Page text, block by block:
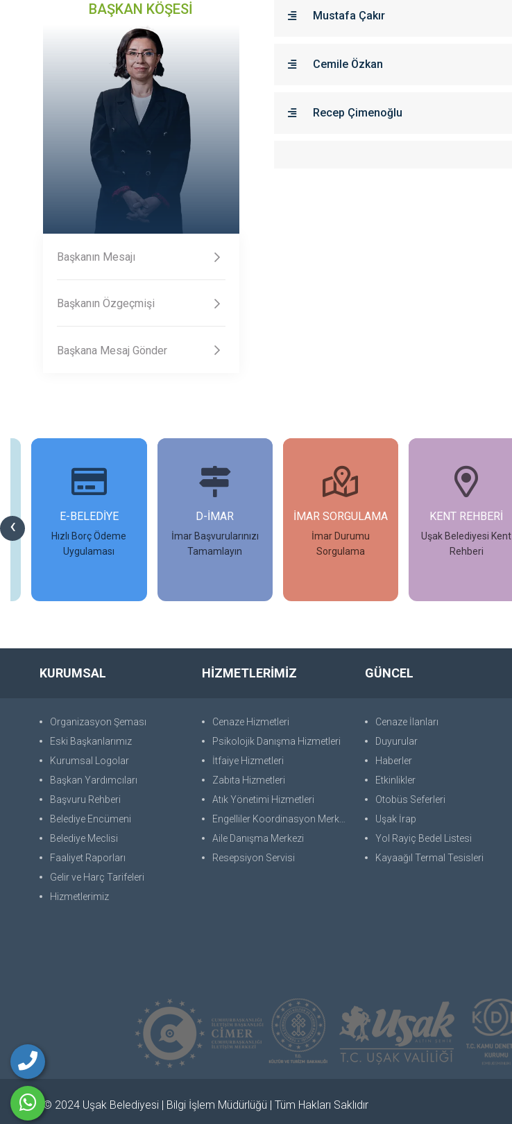
BAŞKAN KÖŞESİ
Başkanın Mesajı
Başkanın Özgeçmişi
Başkana Mesaj Gönder
Mustafa Çakır
Cemile Özkan
Recep Çimenoğlu
‹ E-BELEDİYE
Hızlı Borç Ödeme
Uygulaması
D-İMAR
İmar Başvurularınızı
Tamamlayın
İMAR SORGULAMA
İmar Durumu
Sorgulama
KENT REHBERİ
Uşak Belediyesi Kent
Rehberi
KURUMSAL
Organizasyon Şeması
Eski Başkanlarımız
Kurumsal Logolar
Başkan Yardımcıları
Başvuru Rehberi
Belediye Encümeni
Belediye Meclisi
Faaliyet Raporları
Gelir ve Harç Tarifeleri
Hizmetlerimiz
HİZMETLERİMİZ
Cenaze Hizmetleri
Psikolojik Danışma Hizmetleri
İtfaiye Hizmetleri
Zabıta Hizmetleri
Atık Yönetimi Hizmetleri
Engelliler Koordinasyon Merkezi
Aile Danışma Merkezi
Resepsiyon Servisi
GÜNCEL
Cenaze İlanları
Duyurular
Haberler
Etkinlikler
Otobüs Seferleri
Uşak İrap
Yol Rayiç Bedel Listesi
Kayaağıl Termal Tesisleri
© 2024 Uşak Belediyesi | Bilgi İşlem Müdürlüğü | Tüm Hakları Saklıdır